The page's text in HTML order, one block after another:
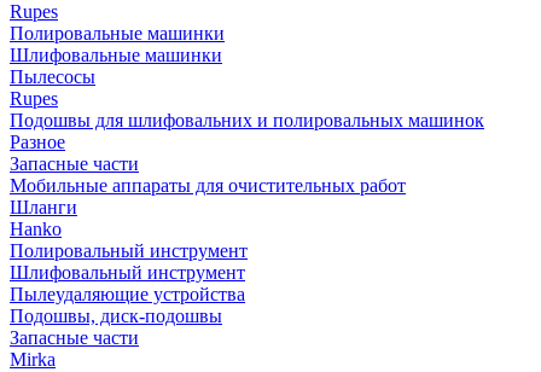
Rupes
Полировальные машинки
Шлифовальные машинки
Пылесосы
Rupes
Подошвы для шлифовальних и полировальных машинок
Разное
Запасные части
Мобильные аппараты для очистительных работ
Шланги
Hanko
Полировальный инструмент
Шлифовальный инструмент
Пылеудаляющие устройства
Подошвы, диск-подошвы
Запасные части
Mirka